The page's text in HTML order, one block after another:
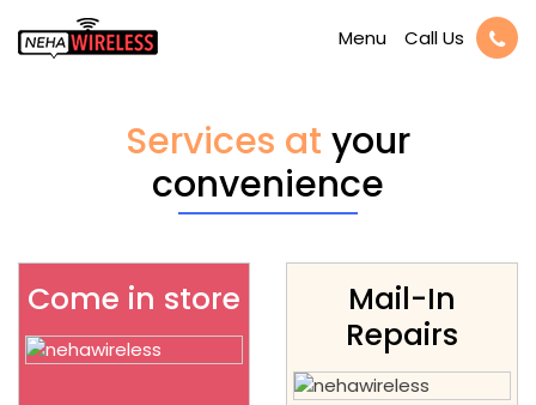
Menu Call Us
Services at your
convenience
Come in store
Mail-In
Repairs